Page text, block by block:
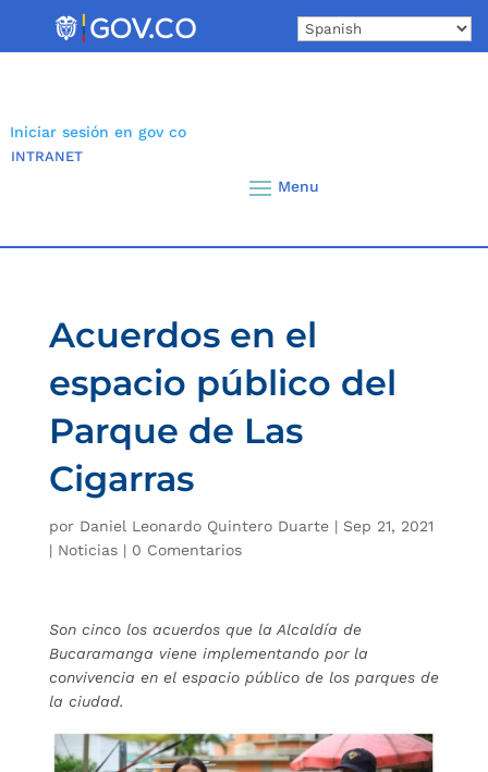
Iniciar sesión en gov co
INTRANET
Acuerdos en el
espacio público del
Parque de Las
Cigarras
por Daniel Leonardo Quintero Duarte| Sep 21, 2021
| Noticias| 0 Comentarios
Son cinco los acuerdos que la Alcaldía de
Bucaramanga viene implementando por la
convivencia en el espacio público de los parques de
la ciudad.